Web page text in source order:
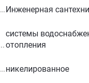
Инженерная
системы
отопления
никелированное